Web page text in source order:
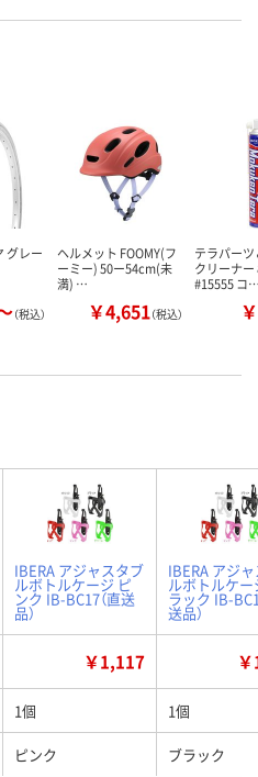
グレー
（税込）
ヘルメット FOOMY(フ
ーミー) 50ー54cm(未
満) …
￥4,651（税込）
テラパー
クリーナ
#15555 コ
IBERA アジャスタブ
ルボトルケージ ピ
ンク IB-BC17（直送
品）
IBERA アジ
ルボトルケー
ラック IB-
送品）
￥1,117
1個 1個
ピンク ブラック